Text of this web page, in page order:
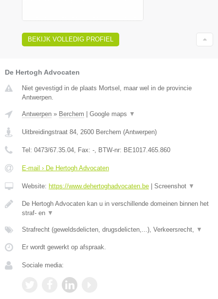
BEKIJK VOLLEDIG PROFIEL
De Hertogh Advocaten
Niet gevestigd in de plaats Mortsel, maar wel in de provincie
Antwerpen.
Antwerpen » Berchem Google maps ▼
Uitbreidingstraat 84 2600 Berchem (Antwerpen)
Tel: 0473/67.35.04 , Fax: - , BTW-nr: BE1017.465.860
E-mail › De Hertogh Advocaten
Website: https://www.dehertoghadvocaten.be Screenshot ▼
De Hertogh Advocaten kan u in verschillende domeinen binnen het
straf- en ▼
Strafrecht (geweldsdelicten, drugsdelicten,...), Verkeersrecht, ▼
Er wordt gewerkt op afspraak.
Sociale media: